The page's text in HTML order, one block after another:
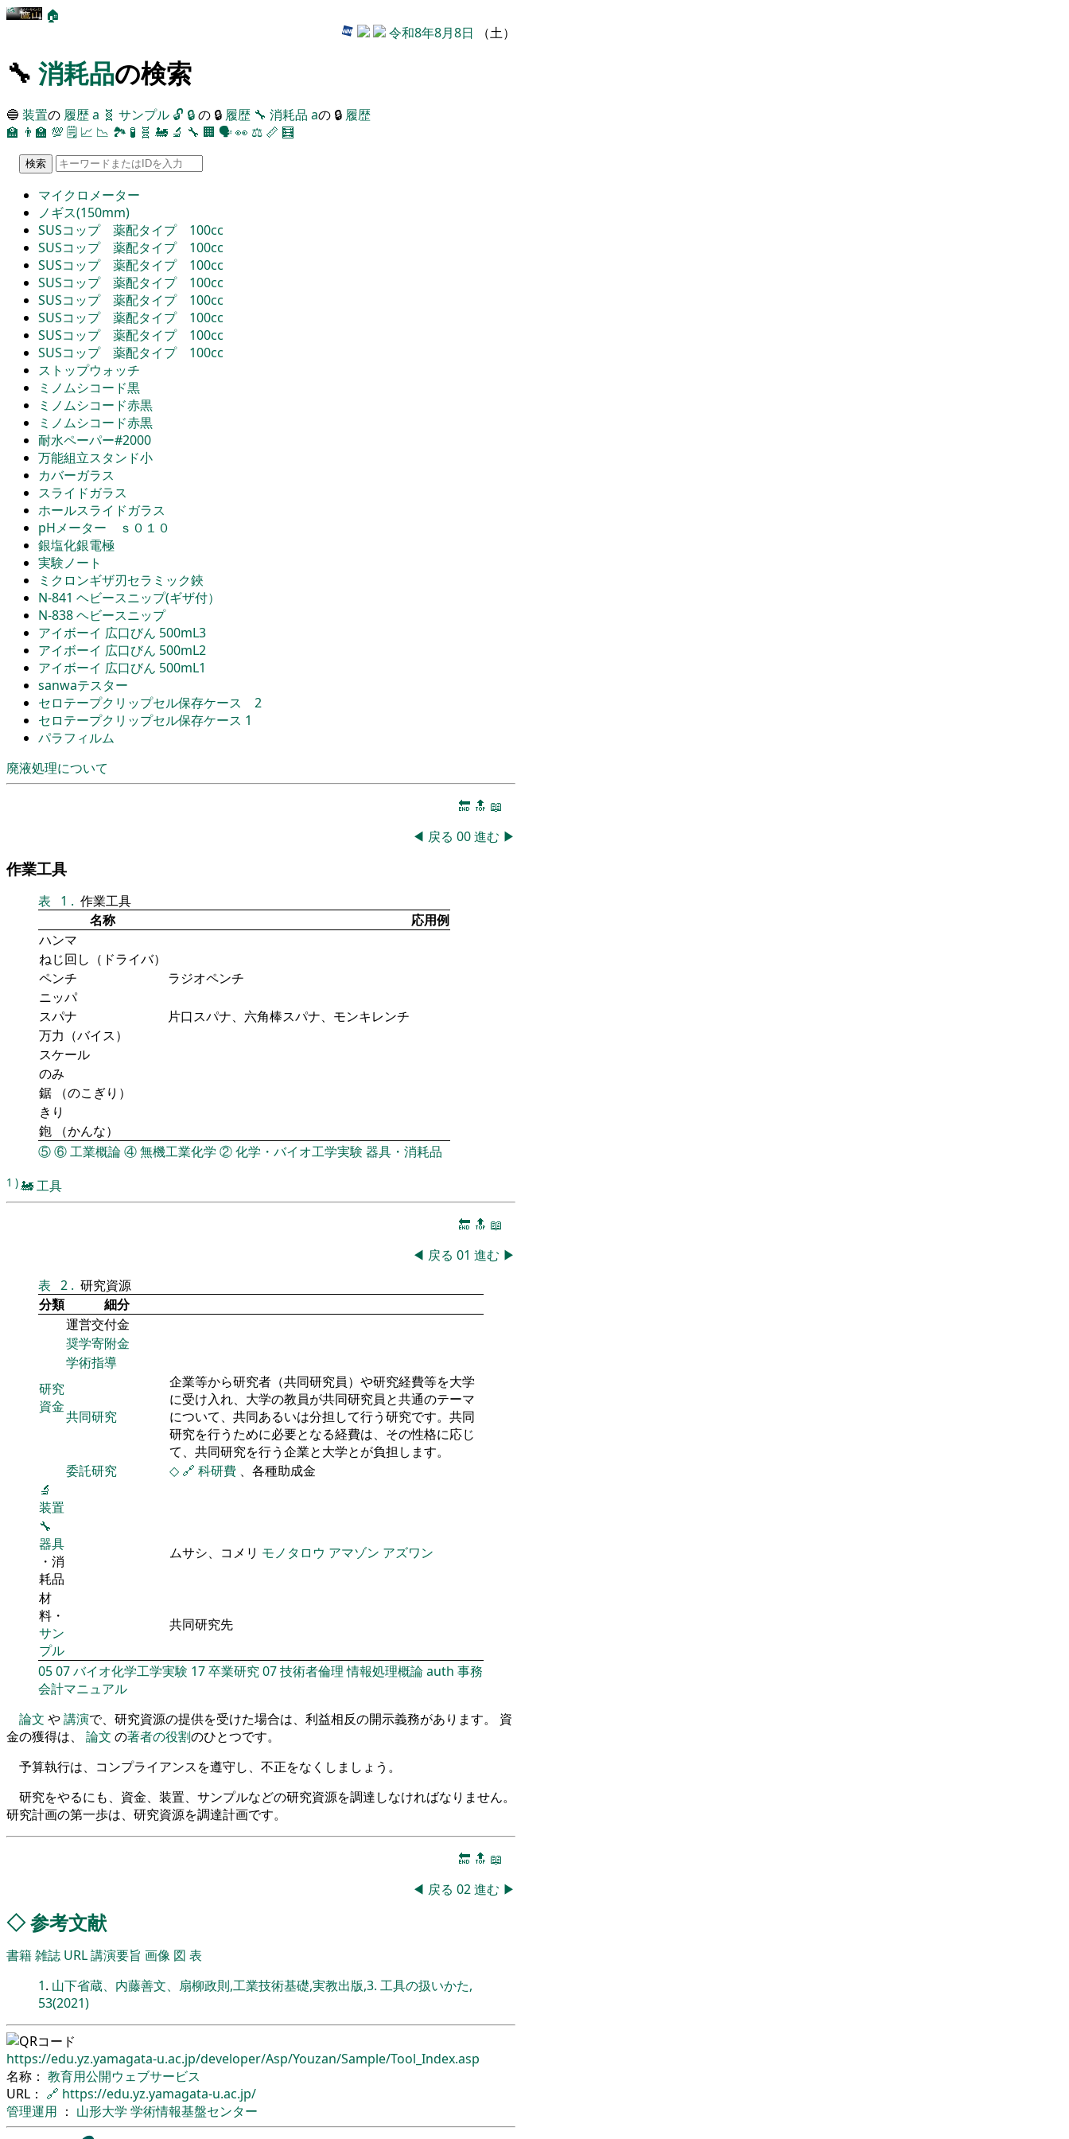
🏠
令和8年8月8日 （土）
🔧 消耗品の検索
🔵 装置の 履歴a 🧬 サンプル 🔓 🔒の 🔒 履歴 🔧 消耗品 aの 🔒 履歴
🏫 👨‍🏫 💯 🗒️ 📈 📉 🏞 🧪 🧬 🚂 🔬 🔧 🏢 🗣️👀 ⚖️ 📏 🧮
マイクロメーター
ノギス(150mm)
SUSコップ 薬配タイプ 100cc
SUSコップ 薬配タイプ 100cc
SUSコップ 薬配タイプ 100cc
SUSコップ 薬配タイプ 100cc
SUSコップ 薬配タイプ 100cc
SUSコップ 薬配タイプ 100cc
SUSコップ 薬配タイプ 100cc
SUSコップ 薬配タイプ 100cc
ストップウォッチ
ミノムシコード黒
ミノムシコード赤黒
ミノムシコード赤黒
耐水ペーパー#2000
万能組立スタンド小
カバーガラス
スライドガラス
ホールスライドガラス
pHメーター ｓ０１０
銀塩化銀電極
実験ノート
ミクロンギザ刃セラミック鋏
N-841 ヘビースニップ(ギザ付）
N-838 ヘビースニップ
アイボーイ 広口びん 500mL3
アイボーイ 広口びん 500mL2
アイボーイ 広口びん 500mL1
sanwaテスター
セロテープクリップセル保存ケース 2
セロテープクリップセル保存ケース 1
パラフィルム
廃液処理について
🔚 🔝 📖
◀ 戻る 00進む ▶
作業工具
表 1 . 作業工具
名称
応用例
ハンマ
ねじ回し（ドライバ）
ペンチ
ラジオペンチ
ニッパ
スパナ
片口スパナ、六角棒スパナ、モンキレンチ
万力（バイス）
スケール
のみ
鋸 （のこぎり）
きり
鉋 （かんな）
⑤⑥工業概論④無機工業化学 ②化学・バイオ工学実験 器具・消耗品
1 )🚂工具
🔚 🔝 📖
◀ 戻る 01 進む ▶
表 2 . 研究資源
分類
細分
研究
資金
運営交付金
奨学寄附金
学術指導
共同研究
企業等から研究者（共同研究員）や研究経費等を大学
に受け入れ、大学の教員が共同研究員と共通のテーマ
について、共同あるいは分担して行う研究です。共同
研究を行うために必要となる経費は、その性格に応じ
て、共同研究を行う企業と大学とが負担します。
委託研究
◇ 🔗 科研費 、各種助成金
🔬
装置
🔧
器具
・消
耗品
ムサシ、コメリ モノタロウ アマゾン アズワン
材
料・
サン
プル
共同研究先
0507バイオ化学工学実験 17卒業研究07技術者倫理 情報処理概論auth 事務
会計マニュアル
論文 や講演で、研究資源の提供を受けた場合は、利益相反の開示義務があります。 資
金の獲得は、 論文 の著者の役割のひとつです。
予算執行は、コンプライアンスを遵守し、不正をなくしましょう。
研究をやるにも、資金、装置、サンプルなどの研究資源を調達しなければなりません。
研究計画の第一歩は、研究資源を調達計画です。
🔚 🔝 📖
◀ 戻る 02進む ▶
◇参考文献
書籍雑誌 URL講演要旨 画像 図 表
1. 山下省蔵、内藤善文、扇柳政則,工業技術基礎,実教出版,3. 工具の扱いかた,
53(2021)
https://edu.yz.yamagata-u.ac.jp/developer/Asp/Youzan/Sample/Tool_Index.asp
名称： 教育用公開ウェブサービス
URL： 🔗 https://edu.yz.yamagata-u.ac.jp/
管理運用 ： 山形大学 学術情報基盤センター